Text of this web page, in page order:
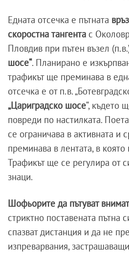
Едната отсечка е пътната
скоростна тангента с
Пловдив при пътен възел
шосе“. Планирано е
трафикът ще преминава в
отсечка е от п.в.
„Цариградско шосе“, където
повреди по настилката.
се ограничава в активната и
преминава в лентата, в която
Трафикът ще се регулира от
знаци.
Шофьорите да пътуват
стриктно поставената пътна
спазват дистанция и да не
изпреварвания,